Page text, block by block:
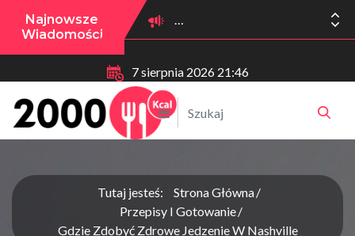
Najnowsze
Wiadomości
7 sierpnia 2026 21:46
Tutaj jesteś:
Strona Główna
Przepisy I Gotowanie
Gdzie Zdobyć Zdrowe Jedzenie W Nashville